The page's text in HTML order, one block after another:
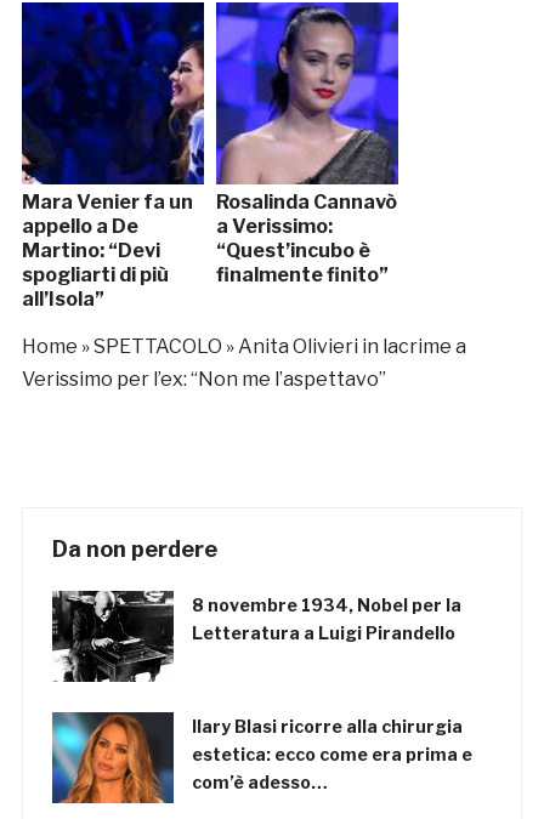
Mara Venier fa un
appello a De
Martino: “Devi
spogliarti di più
all’Isola”
Rosalinda Cannavò
a Verissimo:
“Quest’incubo è
finalmente finito”
Home »SPETTACOLO »Anita Olivieri in lacrime a
Verissimo per l’ex: “Non me l’aspettavo”
Da non perdere
8 novembre 1934, Nobel per la
Letteratura a Luigi Pirandello
Ilary Blasi ricorre alla chirurgia
estetica: ecco come era prima e
com’è adesso…